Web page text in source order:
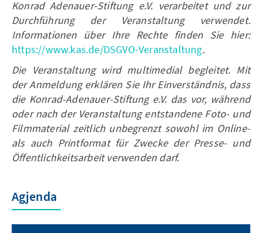
Konrad Adenauer-Stiftung e.V. verarbeitet und zur
Durchführung der Veranstaltung verwendet.
Informationen über Ihre Rechte finden Sie hier:
https://www.kas.de/DSGVO-Veranstaltung.
Die Veranstaltung wird multimedial begleitet. Mit
der Anmeldung erklären Sie Ihr Einverständnis, dass
die Konrad-Adenauer-Stiftung e.V. das vor, während
oder nach der Veranstaltung entstandene Foto- und
Filmmaterial zeitlich unbegrenzt sowohl im Online-
als auch Printformat für Zwecke der Presse- und
Öffentlichkeitsarbeit verwenden darf.
Agjenda